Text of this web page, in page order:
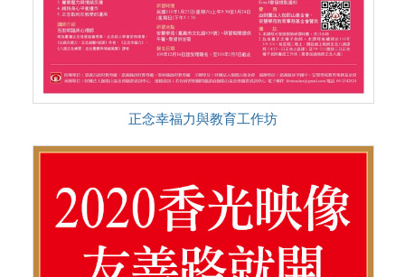
正念幸福力與教育工作坊